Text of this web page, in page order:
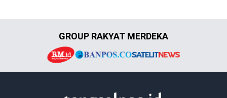
GROUP RAKYAT MERDEKA